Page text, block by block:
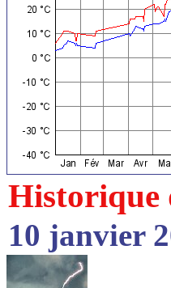
Historique
10 janvier